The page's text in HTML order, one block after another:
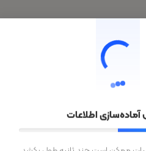
تورهای داخلی
آماده‌سازی اطلاعات